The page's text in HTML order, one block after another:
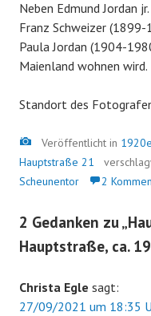
Neben Edmund Jordan
Franz Schweizer
Paula Jordan (1904-
Maienland wohnen wird.
Standort des
Bild
Veröffentlicht in
Hauptstraße 21
Scheunentor
2
2 Gedanken zu „
Hauptstraße, ca.
Christa Egle sagt:
27/09/2021 um 18:35